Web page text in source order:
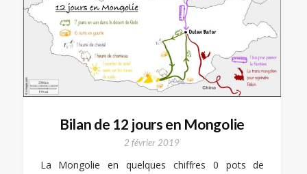
Bilan de 12 jours en Mongolie
2 février 2019
La Mongolie en quelques chiffres 0 pots de